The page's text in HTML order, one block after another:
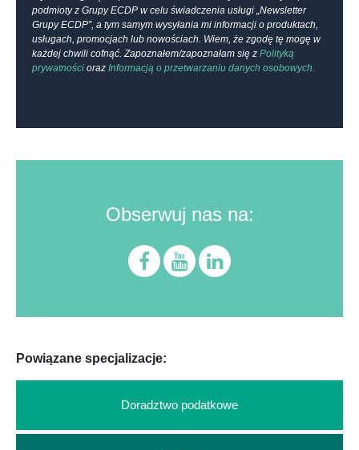
podmioty z Grupy ECDP w celu świadczenia usługi „Newsletter
Grupy ECDP”, a tym samym wysyłania mi informacji o produktach,
usługach, promocjach lub nowościach. Wiem, że zgodę tę mogę w
każdej chwili cofnąć. Zapoznałem/zapoznałam się z Polityką
prywatności oraz Informacją o przetwarzaniu danych osobowych.
Obserwuj nas na:
Powiązane specjalizacje:
Doradztwo podatkowe